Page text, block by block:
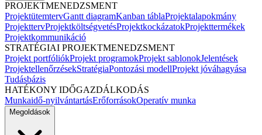
PROJEKTMENEDZSMENT
ProjektütemtervGantt diagramKanban táblaProjektalapokmány
ProjekttervProjektköltségvetésProjektkockázatokProjekttermékek
Projektkommunikáció
STRATÉGIAI PROJEKTMENEDZSMENT
Projekt portfóliókProjekt programokProjekt sablonokJelentések
ProjektellenőrzésekStratégiaPontozási modellProjekt jóváhagyása
Tudásbázis
HATÉKONY IDŐGAZDÁLKODÁS
Munkaidő-nyilvántartásErőforrásokOperatív munka
Megoldások